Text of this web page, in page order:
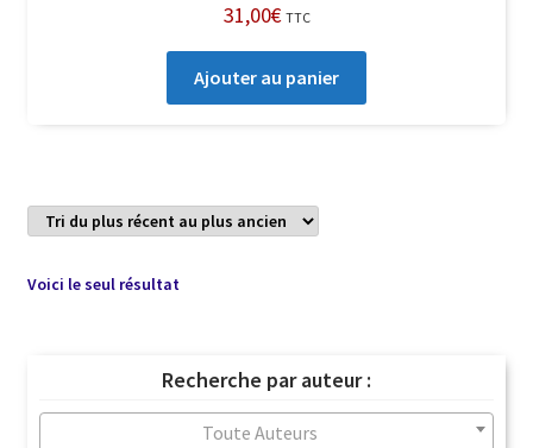
31,00€ TTC
Ajouter au panier
Voici le seul résultat
Recherche par auteur :
Toute Auteurs